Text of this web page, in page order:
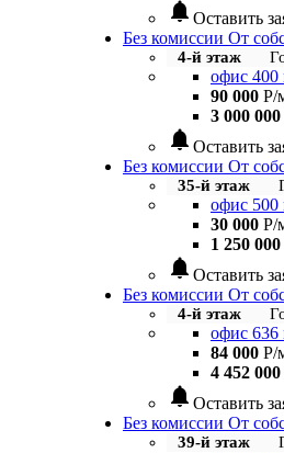
notifications Оставить
Без комиссии От
4-й этаж
офис 400
90 000 Р/
3 000 000
notifications Оставить
Без комиссии От
35-й этаж
офис 500
30 000 Р/
1 250 000
notifications Оставить
Без комиссии От
4-й этаж
офис 636
84 000 Р/
4 452 000
notifications Оставить
Без комиссии От
39-й этаж